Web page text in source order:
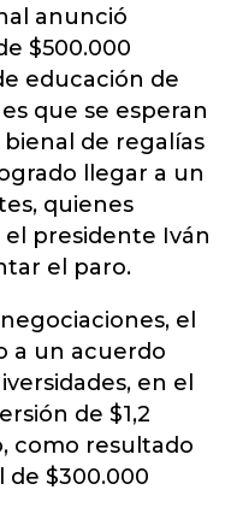
anunció
$500.000
educación de
que se esperan
de regalías
llegar a un
quienes
presidente Iván
el paro.
el
a un acuerdo
en el
de $1,2
como resultado
de $300.000